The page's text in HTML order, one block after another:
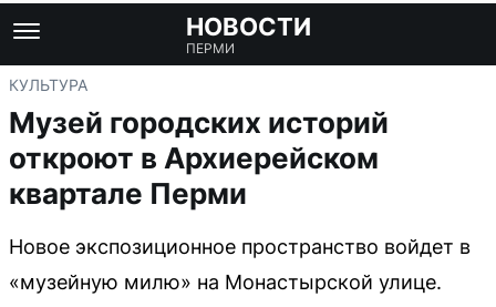
НОВОСТИ
ПЕРМИ
КУЛЬТУРА
Музей городских историй
откроют в Архиерейском
квартале Перми
Новое экспозиционное пространство войдет в
«музейную милю» на Монастырской улице.